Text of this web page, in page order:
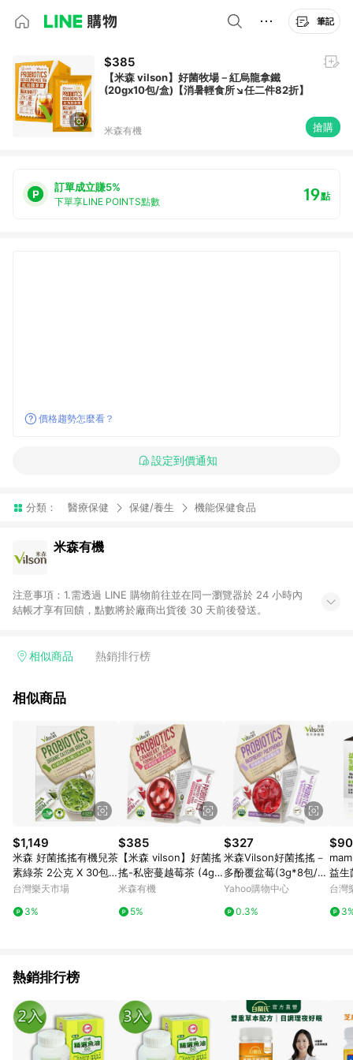
筆記
$385
【米森 vilson】好菌牧場－紅烏龍拿鐵
(20gx10包/盒)【消暑輕食所↘任二件82折】
米森有機 搶購
訂單成立賺5%
下單享LINE POINTS點數 19點
價格趨勢怎麼看？
設定到價通知
分類： 醫療保健 保健/養生 機能保健食品
米森有機
注意事項：1.需透過 LINE 購物前往並在同一瀏覽器於 24 小時內
結帳才享有回饋，點數將於廠商出貨後 30 天前後發送。
相似商品 熱銷排行榜
相似商品
$1,149
米森 好菌搖搖有機兒茶
素綠茶 2公克 X 30包
入(2組)
台灣樂天市場
3%
$385
【米森 vilson】好菌搖
搖-私密蔓越莓茶 (4gx
10包/盒)【消暑輕食所
米森有機
5%
$327
米森Vilson好菌搖搖－
多酚覆盆莓(3g*8包/
盒)
Yahoo購物中心
0.3%
益生
婦幼
台灣
熱銷排行榜